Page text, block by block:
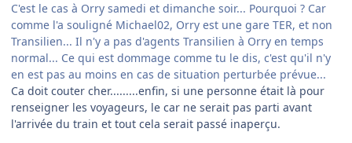
C'est le cas à Orry samedi et dimanche soir... Pourquoi ? Car
comme l'a souligné Michael02, Orry est une gare TER, et non
Transilien... Il n'y a pas d'agents Transilien à Orry en temps
normal... Ce qui est dommage comme tu le dis, c'est qu'il n'y
en est pas au moins en cas de situation perturbée prévue...
Ca doit couter cher.........enfin, si une personne était là pour
renseigner les voyageurs, le car ne serait pas parti avant
l'arrivée du train et tout cela serait passé inaperçu.